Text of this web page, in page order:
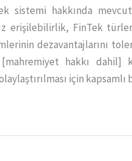
sistemi hakkında
erişilebilirlik, FinTek
dezavantajlarını
hakkı
için